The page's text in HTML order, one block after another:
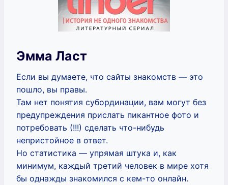
Эмма Ласт
Если вы думаете, что сайты знакомств — это
пошло, вы правы.
Там нет понятия субординации, вам могут без
предупреждения прислать пикантное фото и
потребовать (!!!) сделать что-нибудь
непристойное в ответ.
Но статистика — упрямая штука и, как
минимум, каждый третий человек в мире хотя
бы однажды знакомился с кем-то онлайн.